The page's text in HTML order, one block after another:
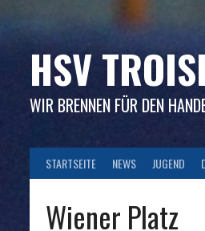
HSV
WIR BRENNEN FÜR DEN
STARTSEITE NEWS JUGEND
Wiener Platz